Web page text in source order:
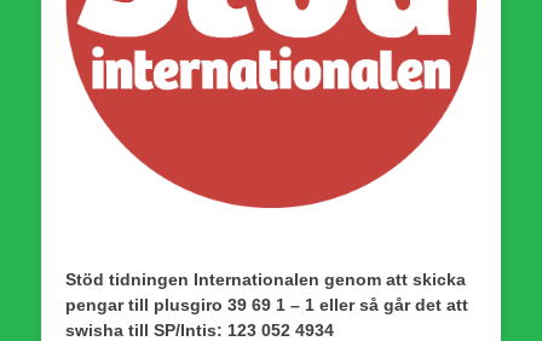
Stöd tidningen Internationalen genom att skicka
pengar till plusgiro 39 69 1 – 1 eller så går det att
swisha till SP/Intis: 123 052 4934